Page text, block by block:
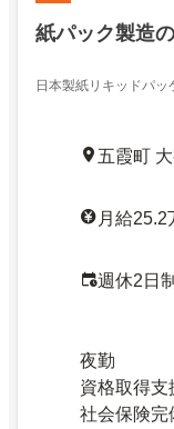
紙パック製造
日本製紙リキッドパ
五霞町 大
月給25.2
週休2日
夜勤
資格取得支
社会保険完